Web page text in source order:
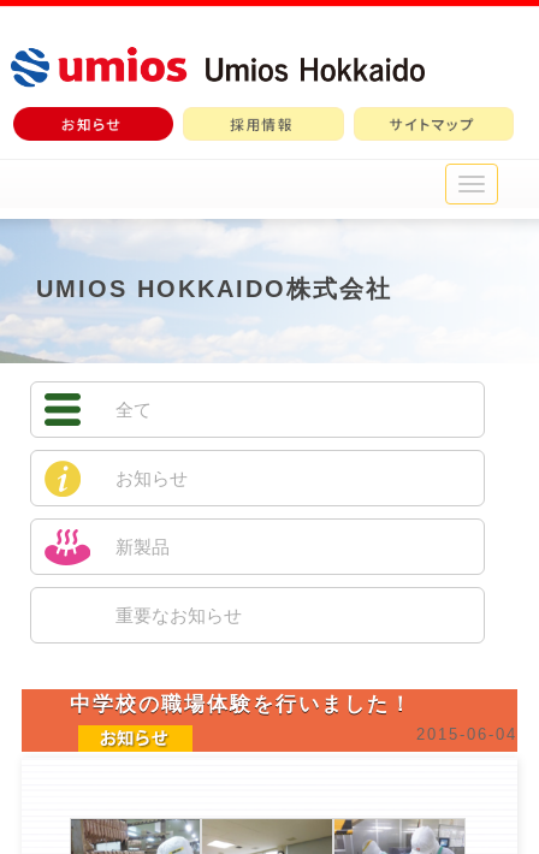
メ
イ
UMIOS HOKKAIDO株式会社
全て
お知らせ
新製品
重要なお知らせ
中学校の職場体験を行いました！
2015-06-04